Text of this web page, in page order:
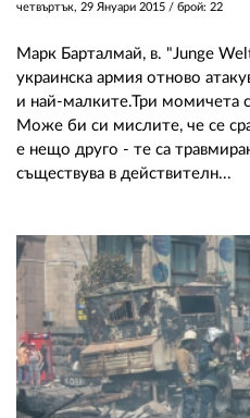
четвъртък, 29 Януари 2015 / брой: 22
Марк Барталмай, в. "Junge
украинска армия отново
и най-малките.Три момичета
Може би си мислите, че се
е нещо друго - те са
съществува в действителн...